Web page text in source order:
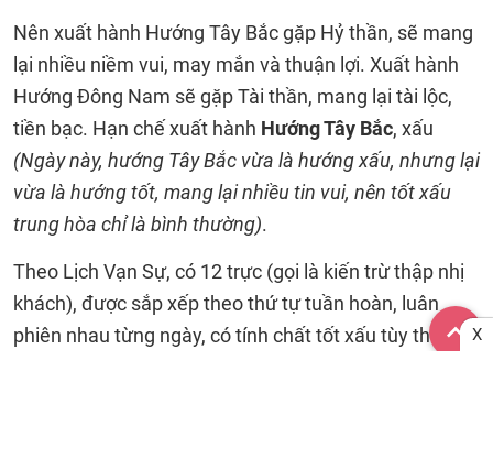
Nên xuất hành Hướng Tây Bắc gặp Hỷ thần, sẽ mang
lại nhiều niềm vui, may mắn và thuận lợi. Xuất hành
Hướng Đông Nam sẽ gặp Tài thần, mang lại tài lộc,
tiền bạc. Hạn chế xuất hành Hướng Tây Bắc, xấu
(Ngày này, hướng Tây Bắc vừa là hướng xấu, nhưng lại
vừa là hướng tốt, mang lại nhiều tin vui, nên tốt xấu
trung hòa chỉ là bình thường).
Theo Lịch Vạn Sự, có 12 trực (gọi là kiến trừ thập nhị
khách), được sắp xếp theo thứ tự tuần hoàn, luân
phiên nhau từng ngày, có tính chất tốt xấu tùy theo
X